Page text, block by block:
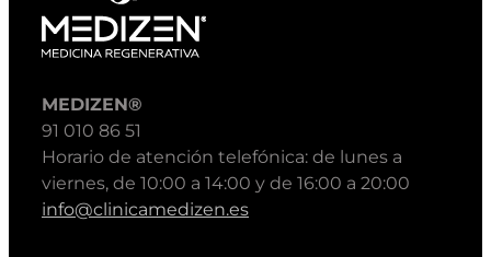
MEDIZEN®
91 010 86 51
Horario de atención telefónica: de lunes a
viernes, de 10:00 a 14:00 y de 16:00 a 20:00
info@clinicamedizen.es